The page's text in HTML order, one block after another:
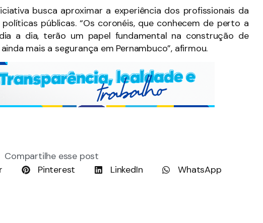
busca aproximar a experiência dos profissionais da
públicas. “Os coronéis, que conhecem de perto a
a dia, terão um papel fundamental na construção de
mais a segurança em Pernambuco”, afirmou.
Compartilhe esse post
Pinterest LinkedIn WhatsApp